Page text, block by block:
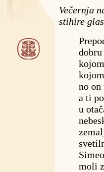
Večernja
stihire
no on
a ti
u
moli